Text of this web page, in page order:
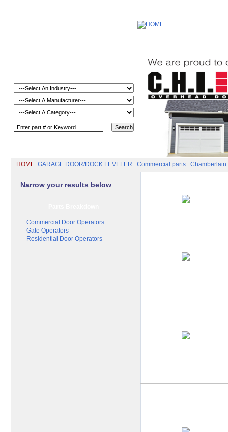
HOME GARAGE DOOR/DOCK LEVELER Commercial parts Chamberlain
Narrow your results below
Commercial Door Operators
Gate Operators
Residential Door Operators